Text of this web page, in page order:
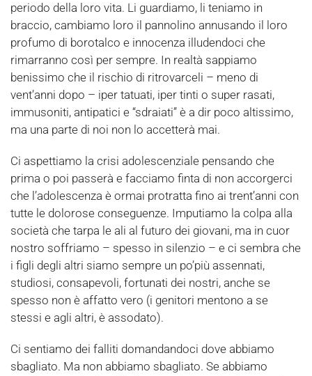
periodo della loro vita. Li guardiamo, li teniamo in
braccio, cambiamo loro il pannolino annusando il loro
profumo di borotalco e innocenza illudendoci che
rimarranno così per sempre. In realtà sappiamo
benissimo che il rischio di ritrovarceli – meno di
vent’anni dopo – iper tatuati, iper tinti o super rasati,
immusoniti, antipatici e “sdraiati” è a dir poco altissimo,
ma una parte di noi non lo accetterà mai.
Ci aspettiamo la crisi adolescenziale pensando che
prima o poi passerà e facciamo finta di non accorgerci
che l’adolescenza è ormai protratta fino ai trent’anni con
tutte le dolorose conseguenze. Imputiamo la colpa alla
società che tarpa le ali al futuro dei giovani, ma in cuor
nostro soffriamo – spesso in silenzio – e ci sembra che
i figli degli altri siamo sempre un po’più assennati,
studiosi, consapevoli, fortunati dei nostri, anche se
spesso non è affatto vero (i genitori mentono a se
stessi e agli altri, è assodato).
Ci sentiamo dei falliti domandandoci dove abbiamo
sbagliato. Ma non abbiamo sbagliato. Se abbiamo